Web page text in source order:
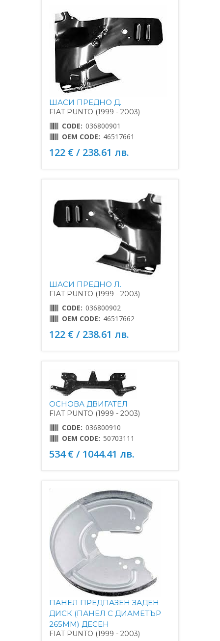
ШАСИ ПРЕДНО Д.
FIAT PUNTO (1999 - 2003)
CODE: 036800901
OEM CODE: 46517661
122 € / 238.61 лв.
ШАСИ ПРЕДНО Л.
FIAT PUNTO (1999 - 2003)
CODE: 036800902
OEM CODE: 46517662
122 € / 238.61 лв.
ОСНОВА ДВИГАТЕЛ
FIAT PUNTO (1999 - 2003)
CODE: 036800910
OEM CODE: 50703111
534 € / 1044.41 лв.
ПАНЕЛ ПРЕДПАЗЕН ЗАДЕН
ДИСК (ПАНЕЛ С ДИАМЕТЪР
265MM) ДЕСЕН
FIAT PUNTO (1999 - 2003)